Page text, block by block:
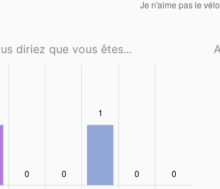
diriez que vous êtes...